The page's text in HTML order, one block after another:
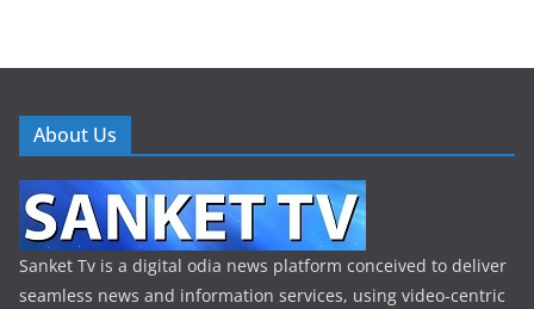
About Us
Sanket Tv is a digital odia news platform conceived to deliver
seamless news and information services, using video-centric